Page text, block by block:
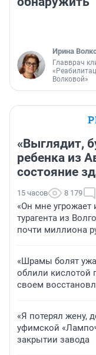
Ирина
Главврач
Волковой»
«Выглядит,
ребенка из
состояние
15 часов 8 179
«Он мне угрожает
турагента из
почти миллиона
«Шрамы болят
облили кислотой
своем
«Я потерял жену,
уфимской
закрытии завода